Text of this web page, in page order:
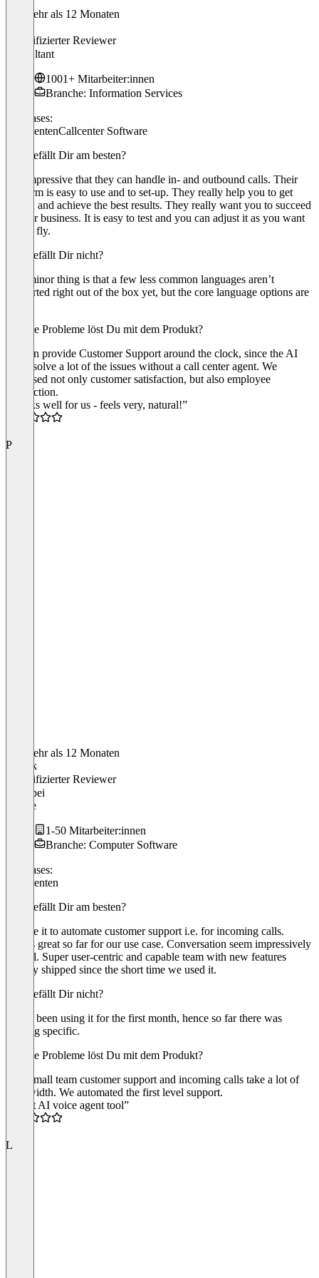
Vor mehr als 12 Monaten
Verifizierter Reviewer
Consultant
1001+ Mitarbeiter:innen
Branche: Information Services
Use cases:
KI AgentenCallcenter Software
Was gefällt Dir am besten?
It is impressive that they can handle in- and outbound calls. Their
platform is easy to use and to set-up. They really help you to get
started and achieve the best results. They really want you to succeed
in your business. It is easy to test and you can adjust it as you want
on the fly.
Was gefällt Dir nicht?
One minor thing is that a few less common languages aren’t
supported right out of the box yet, but the core language options are
Welche Probleme löst Du mit dem Produkt?
We can provide Customer Support around the clock, since the AI
can resolve a lot of the issues without a call center agent. We
increased not only customer satisfaction, but also employee
satisfaction.
“Works well for us - feels very, natural!”
P
Vor mehr als 12 Monaten
Patrick
Verifizierter Reviewer
bei
Leegle
1-50 Mitarbeiter:innen
Branche: Computer Software
Use cases:
KI Agenten
Was gefällt Dir am besten?
We use it to automate customer support i.e. for incoming calls.
Works great so far for our use case. Conversation seem impressively
natural. Super user-centric and capable team with new features
already shipped since the short time we used it.
Was gefällt Dir nicht?
We've been using it for the first month, hence so far there was
nothing specific.
Welche Probleme löst Du mit dem Produkt?
As a small team customer support and incoming calls take a lot of
bandwidth. We automated the first level support.
“Great AI voice agent tool”
L